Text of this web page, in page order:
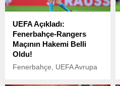
UEFA Açıkladı:
Fenerbahçe-Rangers
Maçının Hakemi Belli
Oldu!
Fenerbahçe, UEFA Avrupa